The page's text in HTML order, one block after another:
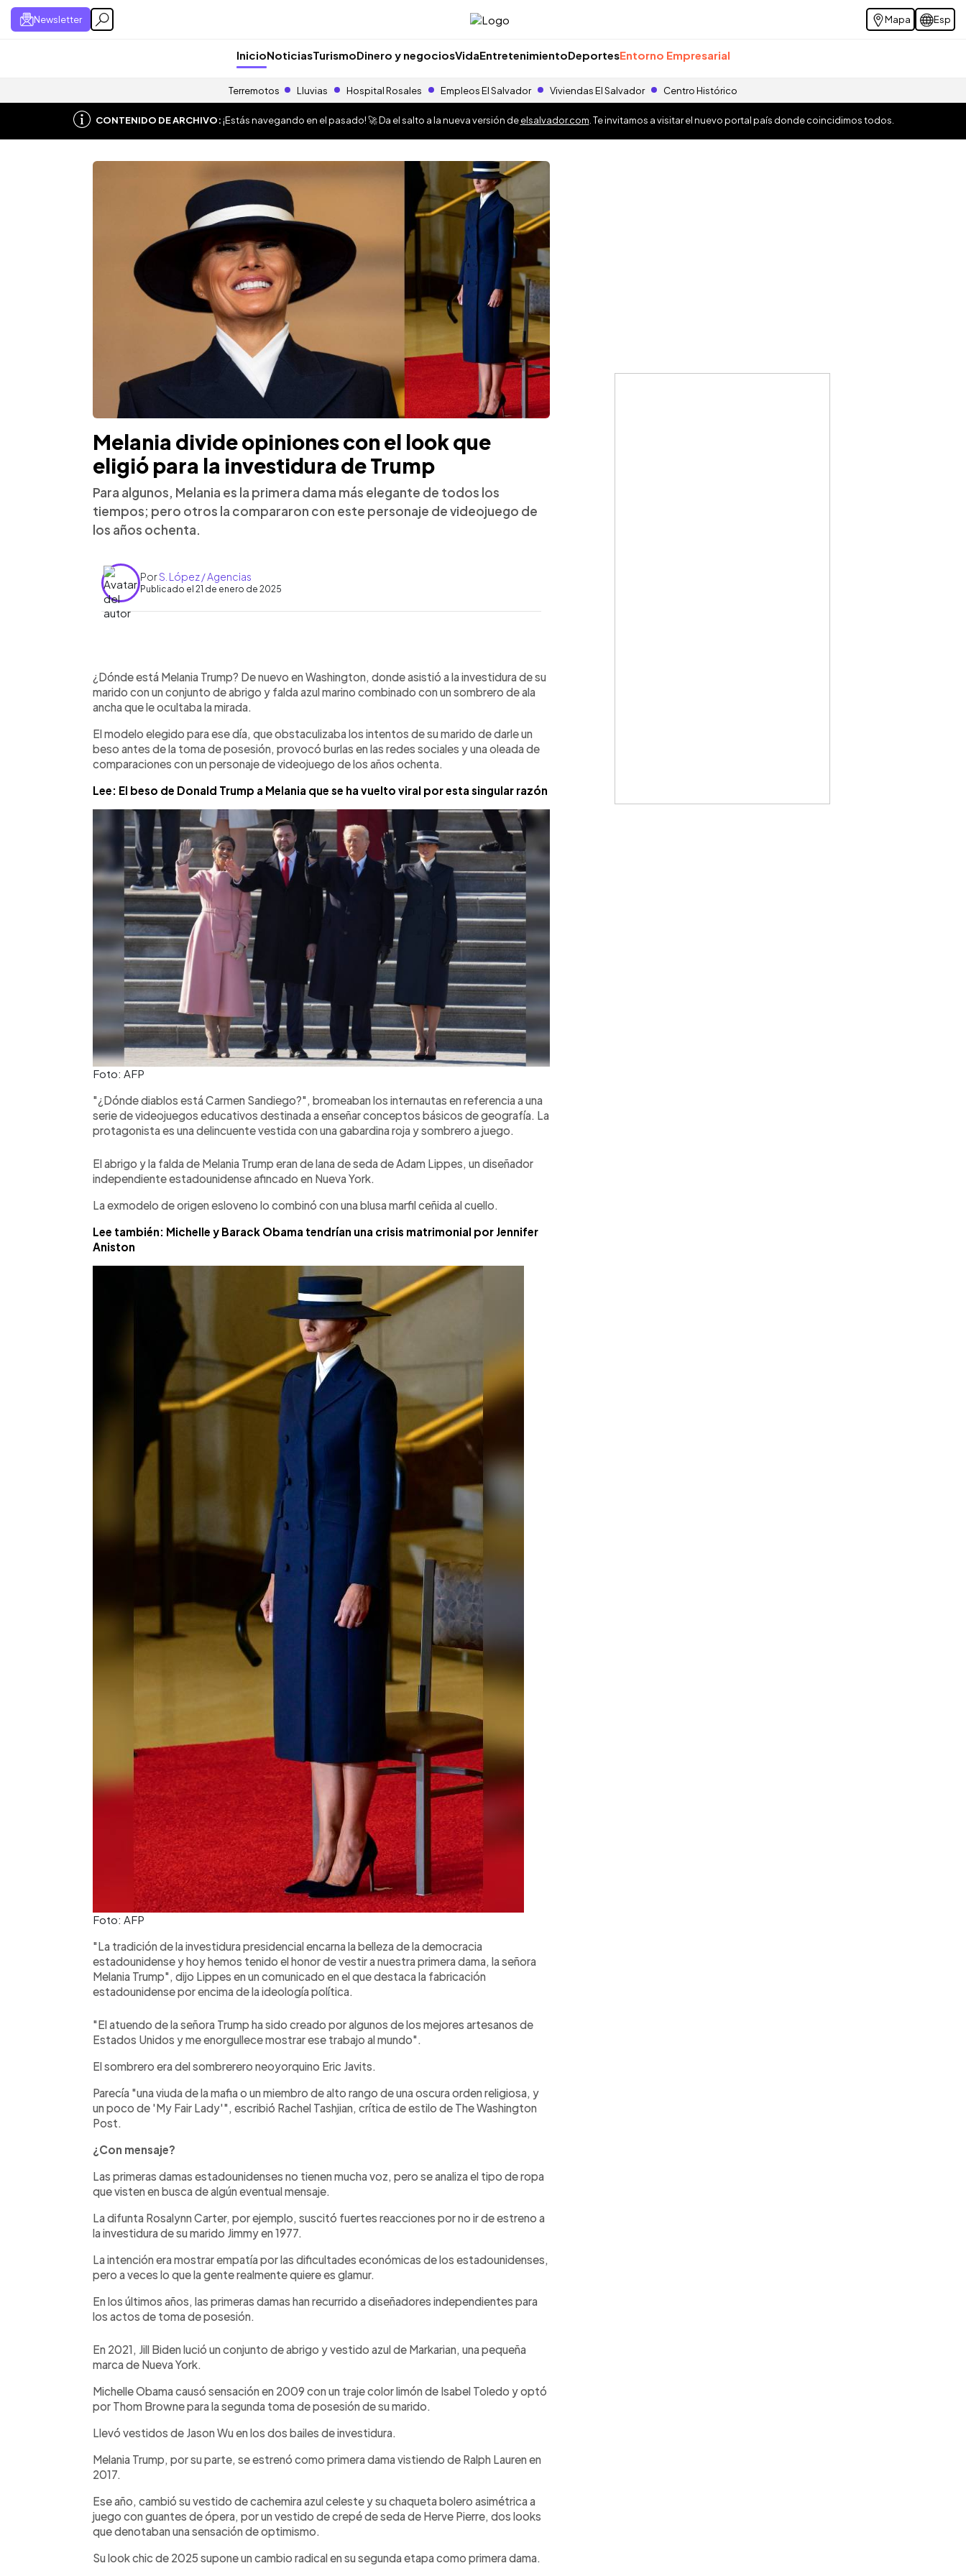
Newsletter Mapa Esp
InicioNoticiasTurismoDinero y negociosVidaEntretenimientoDeportesEntorno Empresarial
Terremotos Lluvias Hospital Rosales Empleos El Salvador Viviendas El Salvador Centro Histórico
CONTENIDO DE ARCHIVO:¡Estás navegando en el pasado! 🚀 Da el salto a la nueva versión deelsalvador.com . Te invitamos a visitar el nuevo portal país donde coincidimos todos.
Melania divide opiniones con el look que
eligió para la investidura de Trump
Para algunos, Melania es la primera dama más elegante de todos los
tiempos; pero otros la compararon con este personaje de videojuego de
los años ochenta.
PorS. López / Agencias
Publicado el 21 de enero de 2025
► Escuchar artículo
¿Dónde está Melania Trump? De nuevo en Washington, donde asistió a la investidura de su
marido con un conjunto de abrigo y falda azul marino combinado con un sombrero de ala
ancha que le ocultaba la mirada.
El modelo elegido para ese día, que obstaculizaba los intentos de su marido de darle un
beso antes de la toma de posesión, provocó burlas en las redes sociales y una oleada de
comparaciones con un personaje de videojuego de los años ochenta.
Lee: El beso de Donald Trump a Melania que se ha vuelto viral por esta singular razón
Foto: AFP
"¿Dónde diablos está Carmen Sandiego?", bromeaban los internautas en referencia a una
serie de videojuegos educativos destinada a enseñar conceptos básicos de geografía. La
protagonista es una delincuente vestida con una gabardina roja y sombrero a juego.
El abrigo y la falda de Melania Trump eran de lana de seda de Adam Lippes, un diseñador
independiente estadounidense afincado en Nueva York.
La exmodelo de origen esloveno lo combinó con una blusa marfil ceñida al cuello.
Lee también: Michelle y Barack Obama tendrían una crisis matrimonial por Jennifer
Aniston
Foto: AFP
"La tradición de la investidura presidencial encarna la belleza de la democracia
estadounidense y hoy hemos tenido el honor de vestir a nuestra primera dama, la señora
Melania Trump", dijo Lippes en un comunicado en el que destaca la fabricación
estadounidense por encima de la ideología política.
"El atuendo de la señora Trump ha sido creado por algunos de los mejores artesanos de
Estados Unidos y me enorgullece mostrar ese trabajo al mundo".
El sombrero era del sombrerero neoyorquino Eric Javits.
Parecía "una viuda de la mafia o un miembro de alto rango de una oscura orden religiosa, y
un poco de 'My Fair Lady'", escribió Rachel Tashjian, crítica de estilo de The Washington
Post.
¿Con mensaje?
Las primeras damas estadounidenses no tienen mucha voz, pero se analiza el tipo de ropa
que visten en busca de algún eventual mensaje.
La difunta Rosalynn Carter, por ejemplo, suscitó fuertes reacciones por no ir de estreno a
la investidura de su marido Jimmy en 1977.
La intención era mostrar empatía por las dificultades económicas de los estadounidenses,
pero a veces lo que la gente realmente quiere es glamur.
En los últimos años, las primeras damas han recurrido a diseñadores independientes para
los actos de toma de posesión.
En 2021, Jill Biden lució un conjunto de abrigo y vestido azul de Markarian, una pequeña
marca de Nueva York.
Michelle Obama causó sensación en 2009 con un traje color limón de Isabel Toledo y optó
por Thom Browne para la segunda toma de posesión de su marido.
Llevó vestidos de Jason Wu en los dos bailes de investidura.
Melania Trump, por su parte, se estrenó como primera dama vistiendo de Ralph Lauren en
2017.
Ese año, cambió su vestido de cachemira azul celeste y su chaqueta bolero asimétrica a
juego con guantes de ópera, por un vestido de crepé de seda de Herve Pierre, dos looks
que denotaban una sensación de optimismo.
Su look chic de 2025 supone un cambio radical en su segunda etapa como primera dama.